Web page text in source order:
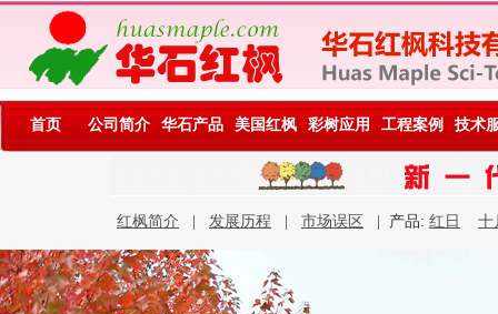
首页 公司简介 华石产品 美国红枫 彩树应用 工程案例 技术
红枫简介 发展历程 市场误区 | 产品: 红日 十